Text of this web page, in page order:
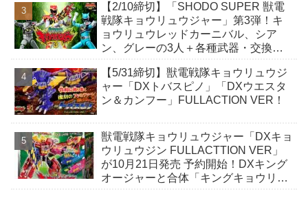
【2/10締切】「SHODO SUPER 獣電
戦隊キョウリュウジャー」第3弾！キ
ョウリュウレッドカーニバル、シア
ン、グレーの3人＋各種武器・交換用
録！
【5/31締切】獣電戦隊キョウリュウジ
ャー「DXトバスピノ」「DXウエスタ
ン＆カンフー」FULLACTION VER！
獣電戦隊キョウリュウジャー「DXキョ
ウリュウジン FULLACTTION VER」
が10月21日発売 予約開始！DXキング
オージャーと合体「キングキョウリュ